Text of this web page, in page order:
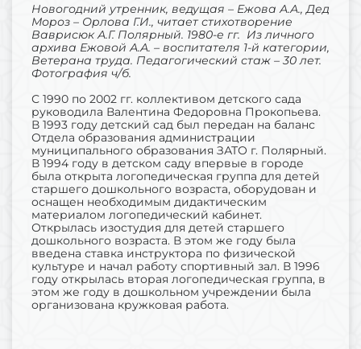
Новогодний утренник, ведущая – Ежова А.А., Дед
Мороз – Орлова Г.И., читает стихотворение
Ваврисюк А.Г. Полярный. 1980-е гг. Из личного
архива Ежовой А.А. – воспитателя 1-й категории,
Ветерана труда. Педагогический стаж – 30 лет.
Фотография ч/б.
С 1990 по 2002 гг. коллективом детского сада
руководила Валентина Федоровна Прокопьева.
В 1993 году детский сад был передан на баланс
Отдела образования администрации
муниципального образования ЗАТО г. Полярный.
В 1994 году в детском саду впервые в городе
была открыта логопедическая группа для детей
старшего дошкольного возраста, оборудован и
оснащен необходимым дидактическим
материалом логопедический кабинет.
Открылась изостудия для детей старшего
дошкольного возраста. В этом же году была
введена ставка инструктора по физической
культуре и начал работу спортивный зал. В 1996
году открылась вторая логопедическая группа, в
этом же году в дошкольном учреждении была
организована кружковая работа.